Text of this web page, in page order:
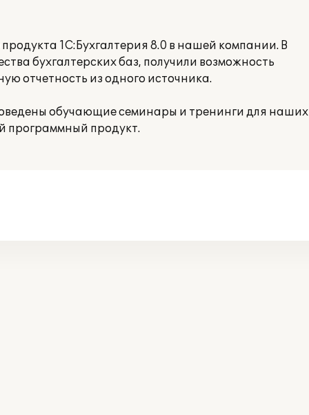
1С:Бухгалтерия 8.0 в нашей компании. В
бухгалтерских баз, получили возможность
отчетность из одного источника.
обучающие семинары и тренинги для наших
программный продукт.